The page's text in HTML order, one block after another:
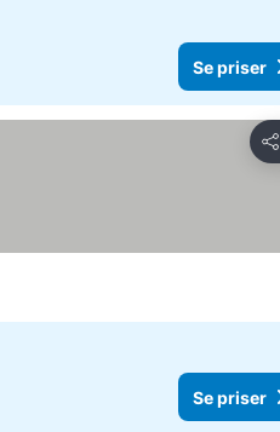
Se priser
Del
Se priser